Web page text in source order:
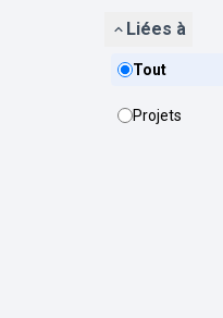
Liées à
Tout
Projets